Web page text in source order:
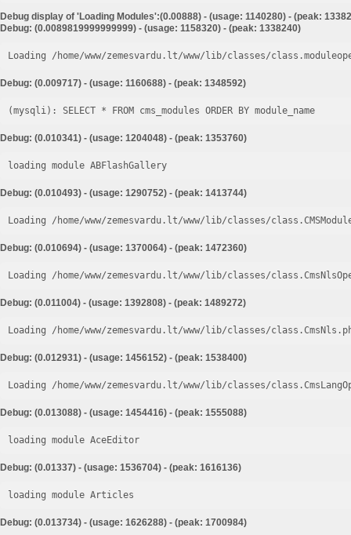
Debug display of 'Loading Modules':(0.00888) - (usage: 1140280) - (peak:
Debug: (0.0089819999999999) - (usage: 1158320) - (peak: 1338240)
Loading /home/www/zemesvardu.lt/www/lib/classes/
Debug: (0.009717) - (usage: 1160688) - (peak: 1348592)
Debug: (0.010341) - (usage: 1204048) - (peak: 1353760)
loading module ABFlashGallery
Debug: (0.010493) - (usage: 1290752) - (peak: 1413744)
Loading /home/www/zemesvardu.lt/www/lib/classes/
Debug: (0.010694) - (usage: 1370064) - (peak: 1472360)
Loading /home/www/zemesvardu.lt/www/lib/classes/
Debug: (0.011004) - (usage: 1392808) - (peak: 1489272)
Loading /home/www/zemesvardu.lt/www/lib/classes/
Debug: (0.012931) - (usage: 1456152) - (peak: 1538400)
Loading /home/www/zemesvardu.lt/www/lib/classes/
Debug: (0.013088) - (usage: 1454416) - (peak: 1555088)
loading module AceEditor
Debug: (0.01337) - (usage: 1536704) - (peak: 1616136)
loading module Articles
Debug: (0.013734) - (usage: 1626288) - (peak: 1700984)